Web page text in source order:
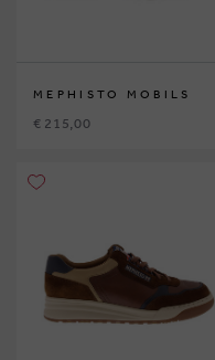
MEPHISTO MOBILS
€ 215,00